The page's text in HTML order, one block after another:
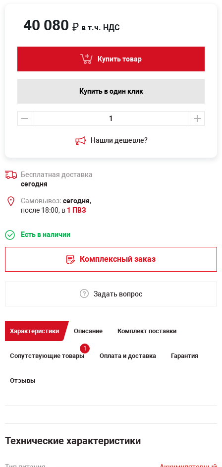
Нашли дешевле?
40 080 ₽ в т.ч. НДС
Купить товар
Купить в один клик
Бесплатная доставка
сегодня
Самовывоз: сегодня,
после 18:00, в 1 ПВЗ
Есть в наличии
Комплексный заказ
Задать вопрос
Характеристики Описание Комплект поставки
Сопутствующие товары
1
Оплата и доставка Гарантия
Отзывы
Технические характеристики